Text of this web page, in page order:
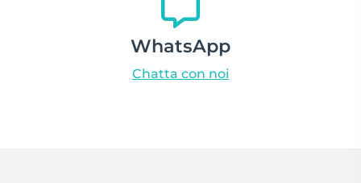
WhatsApp
Chatta con noi